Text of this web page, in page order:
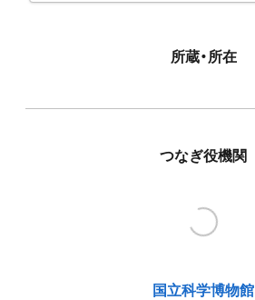
所蔵・所在
つなぎ役機関
国立科学博物館